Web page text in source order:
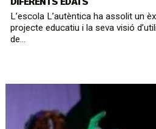
L’escola L’autèntica ha assolit un
projecte educatiu i la seva visió
de...